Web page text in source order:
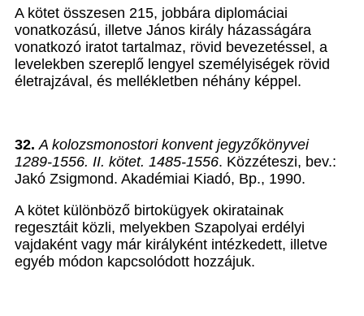
A kötet összesen 215, jobbára diplomáciai
vonatkozású, illetve János király házasságára
vonatkozó iratot tartalmaz, rövid bevezetéssel, a
levelekben szereplő lengyel személyiségek rövid
életrajzával, és mellékletben néhány képpel.
32.A kolozsmonostori konvent jegyzőkönyvei
1289-1556. II. kötet. 1485-1556. Közzéteszi, bev.:
Jakó Zsigmond. Akadémiai Kiadó, Bp., 1990.
A kötet különböző birtokügyek okiratainak
regesztáit közli, melyekben Szapolyai erdélyi
vajdaként vagy már királyként intézkedett, illetve
egyéb módon kapcsolódott hozzájuk.